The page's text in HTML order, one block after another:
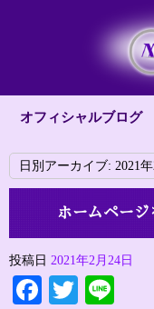
オフィシャルブログ
日別アーカイブ: 2021
ホームページ
投稿日 2021年2月24日
Facebook
Twitter